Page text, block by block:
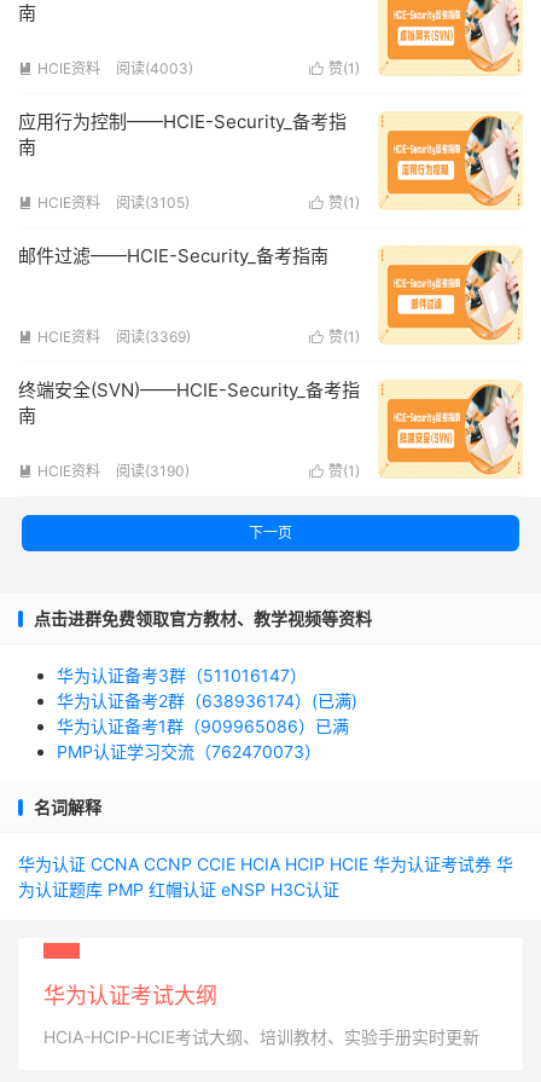
南
 赞(1 )
 HCIE资料 阅读(4003)
应用行为控制——HCIE-Security_备考指
南
 赞(1 )
 HCIE资料 阅读(3105)
邮件过滤——HCIE-Security_备考指南
 赞(1 )
 HCIE资料 阅读(3369)
终端安全(SVN)——HCIE-Security_备考指
南
 赞(1 )
 HCIE资料 阅读(3190)
下一页
点击进群免费领取官方教材、教学视频等资料
华为认证备考3群（511016147）
华为认证备考2群（638936174）(已满)
华为认证备考1群（909965086）已满
PMP认证学习交流（762470073）
名词解释
华为认证 CCNA CCNP CCIE HCIA HCIP HCIE 华为认证考试券 华
为认证题库 PMP 红帽认证 eNSP H3C认证
华为认证考试大纲
HCIA-HCIP-HCIE考试大纲、培训教材、实验手册实时更新